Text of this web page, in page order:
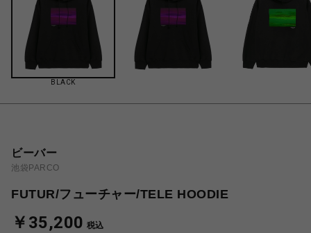
BLACK
ビーバー
池袋PARCO
FUTUR/フューチャー/TELE HOODIE
￥35,200 税込